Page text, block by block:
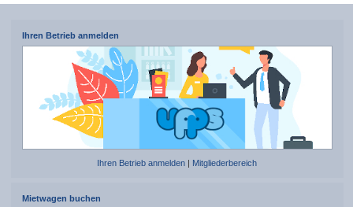
Ihren Betrieb anmelden
Ihren Betrieb anmelden Mitgliederbereich
Mietwagen buchen